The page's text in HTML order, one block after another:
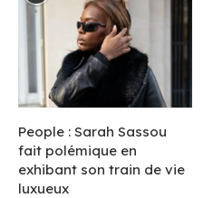
People : Sarah Sassou
fait polémique en
exhibant son train de vie
luxueux